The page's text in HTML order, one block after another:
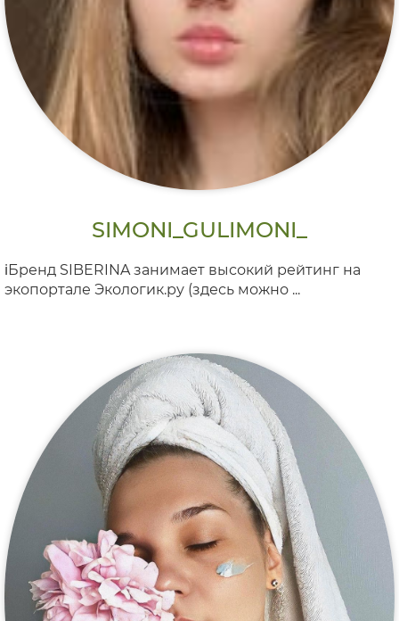
SIMONI_GULIMONI_
ℹ️Бренд SIBERINA занимает высокий рейтинг на
экопортале Экологик.ру (здесь можно ...